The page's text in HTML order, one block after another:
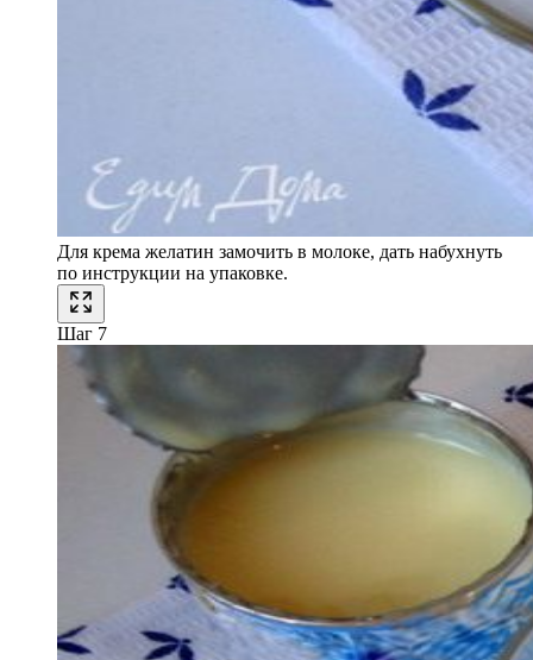
Для крема желатин замочить в молоке, дать набухнуть
по инструкции на упаковке.
Шаг 7